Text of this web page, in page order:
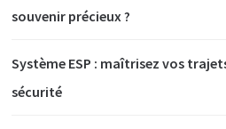
souvenir précieux ?
Système ESP : maîtrisez vos
sécurité